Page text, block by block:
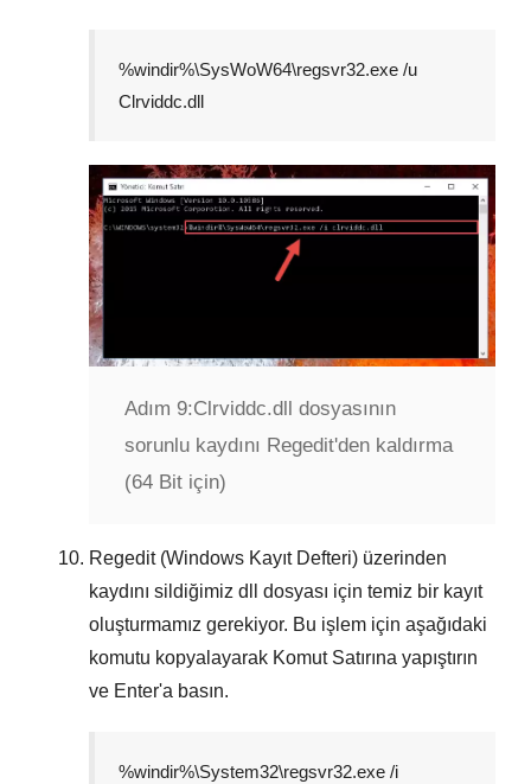
%windir%\SysWoW64\regsvr32.exe /u
Clrviddc.dll
Adım 9:Clrviddc.dll dosyasının
sorunlu kaydını Regedit'den kaldırma
(64 Bit için)
Regedit (Windows Kayıt Defteri) üzerinden
kaydını sildiğimiz dll dosyası için temiz bir kayıt
oluşturmamız gerekiyor. Bu işlem için aşağıdaki
komutu kopyalayarak Komut Satırına yapıştırın
ve Enter'a basın.
%windir%\System32\regsvr32.exe /i